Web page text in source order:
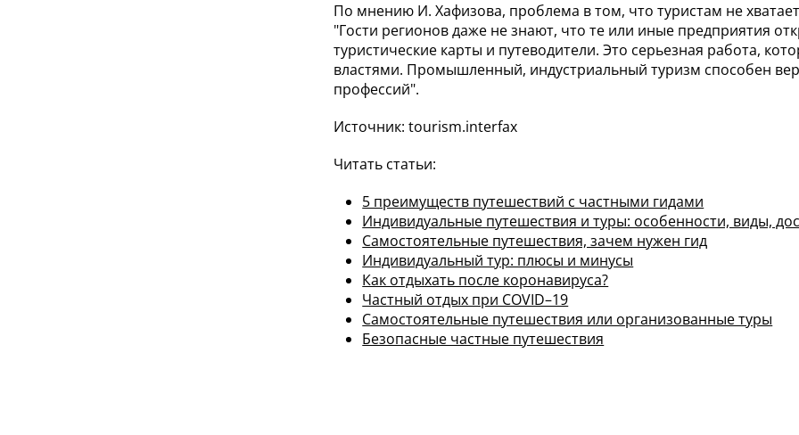
По мнению И. Хафизова, проблема в том, что туристам не
"Гости регионов даже не знают, что те или иные предприятия
туристические карты и путеводители. Это серьезная работа,
властями. Промышленный, индустриальный туризм способен
профессий".
Источник: tourism.interfax
Читать статьи:
5 преимуществ путешествий с частными гидами
Индивидуальные путешествия и туры: особенности, виды,
Самостоятельные путешествия, зачем нужен гид
Индивидуальный тур: плюсы и минусы
Как отдыхать после коронавируса?
Частный отдых при COVID–19
Самостоятельные путешествия или организованные туры
Безопасные частные путешествия